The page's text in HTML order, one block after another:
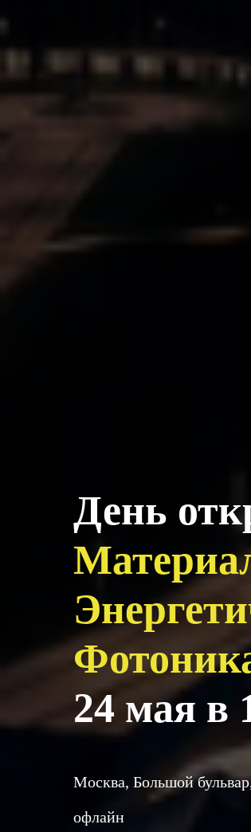
День
24 мая в
Москва, Большой
офлайн